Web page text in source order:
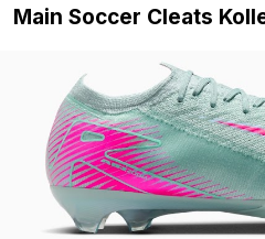
Main Soccer Cleats